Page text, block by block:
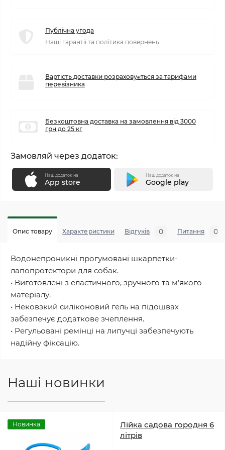
Публічна угода
Наші гарантії та політика повернень
Вартість доставки розраховується за тарифами
перевізника
Безкоштовна доставка на замовлення від 3000
грн до 25 кг
Замовляй через додаток:
Наш додаток на
App store
Наш додаток на
Google play
Опис товару Характеристики Відгуків 0 Питання 0
Водонепроникні прогумовані шкарпетки-
лапопротектори для собак.
• Виготовлені з еластичного, зручного та м’якого
матеріалу.
• Нековзкий силіконовий гель на підошвах
забезпечує додаткове зчеплення.
• Регульовані ремінці на липучці забезпечують
надійну фіксацію.
Наші новинки
Новинка
Лійка садова городня 6
літрів